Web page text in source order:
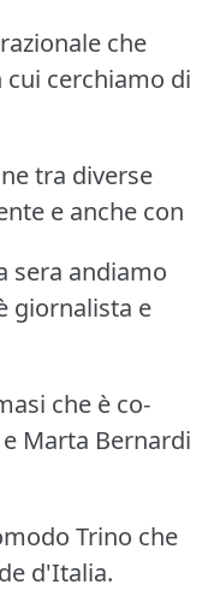
che
cerchiamo di
tra diverse
e anche con
sera andiamo
giornalista e
che è co-
Marta Bernardi
Trino che
d'Italia.